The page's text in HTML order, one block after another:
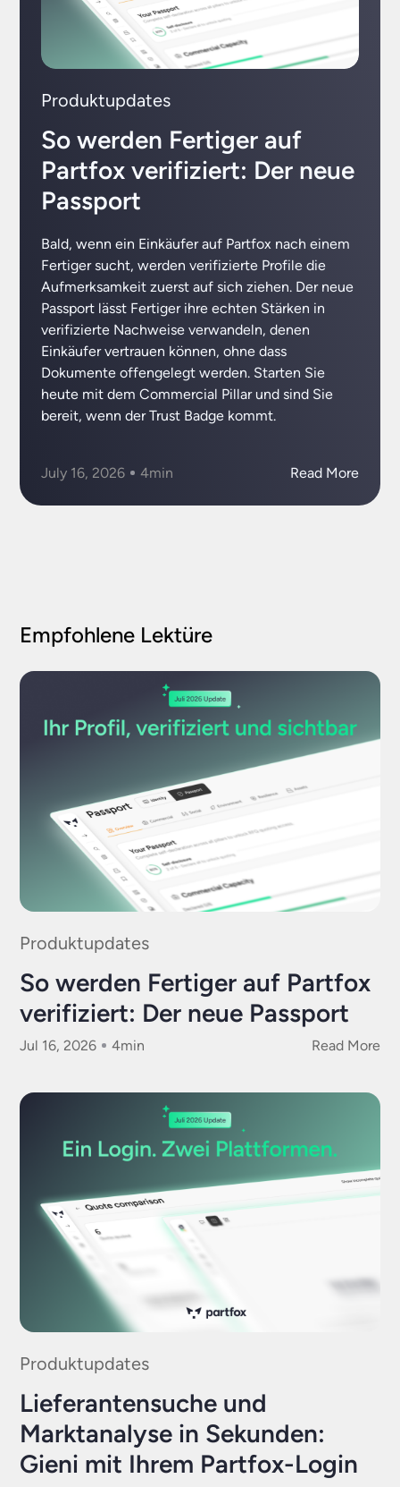
Produktupdates
So werden Fertiger auf
Partfox verifiziert: Der neue
Passport
Bald, wenn ein Einkäufer auf Partfox nach einem
Fertiger sucht, werden verifizierte Profile die
Aufmerksamkeit zuerst auf sich ziehen. Der neue
Passport lässt Fertiger ihre echten Stärken in
verifizierte Nachweise verwandeln, denen
Einkäufer vertrauen können, ohne dass
Dokumente offengelegt werden. Starten Sie
heute mit dem Commercial Pillar und sind Sie
bereit, wenn der Trust Badge kommt.
July 16, 2026 4min Read More
Empfohlene Lektüre
Produktupdates
So werden Fertiger auf Partfox
verifiziert: Der neue Passport
Jul 16, 2026 4min Read More
Produktupdates
Lieferantensuche und
Marktanalyse in Sekunden:
Gieni mit Ihrem Partfox-Login